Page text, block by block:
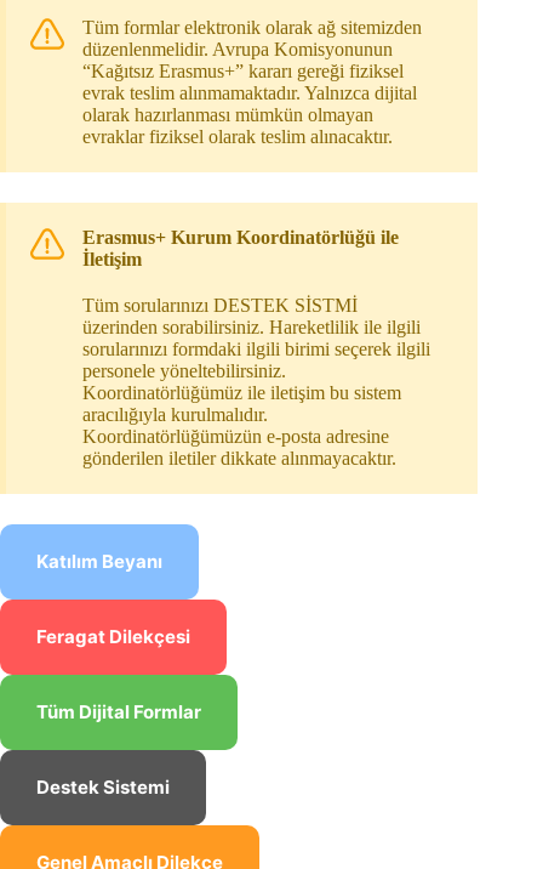
Tüm formlar elektronik olarak ağ sitemizden
düzenlenmelidir. Avrupa Komisyonunun
“Kağıtsız Erasmus+” kararı gereği fiziksel
evrak teslim alınmamaktadır. Yalnızca dijital
olarak hazırlanması mümkün olmayan
evraklar fiziksel olarak teslim alınacaktır.
Erasmus+ Kurum Koordinatörlüğü ile
İletişim
Tüm sorularınızı DESTEK SİSTMİ
üzerinden sorabilirsiniz. Hareketlilik ile ilgili
sorularınızı formdaki ilgili birimi seçerek ilgili
personele yöneltebilirsiniz.
Koordinatörlüğümüz ile iletişim bu sistem
aracılığıyla kurulmalıdır.
Koordinatörlüğümüzün e-posta adresine
gönderilen iletiler dikkate alınmayacaktır.
Katılım Beyanı
Feragat Dilekçesi
Tüm Dijital Formlar
Destek Sistemi
Genel Amaçlı Dilekçe